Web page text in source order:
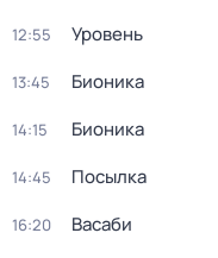
12:55 Уровень
13:45 Бионика
14:15 Бионика
14:45 Посылка
16:20 Васаби